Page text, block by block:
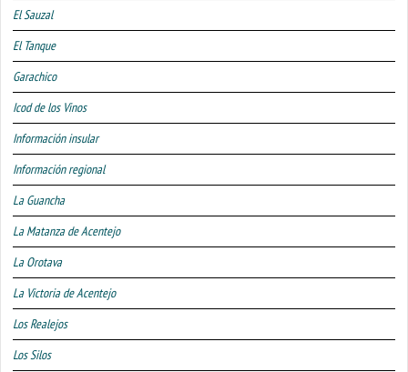
El Sauzal
El Tanque
Garachico
Icod de los Vinos
Información insular
Información regional
La Guancha
La Matanza de Acentejo
La Orotava
La Victoria de Acentejo
Los Realejos
Los Silos